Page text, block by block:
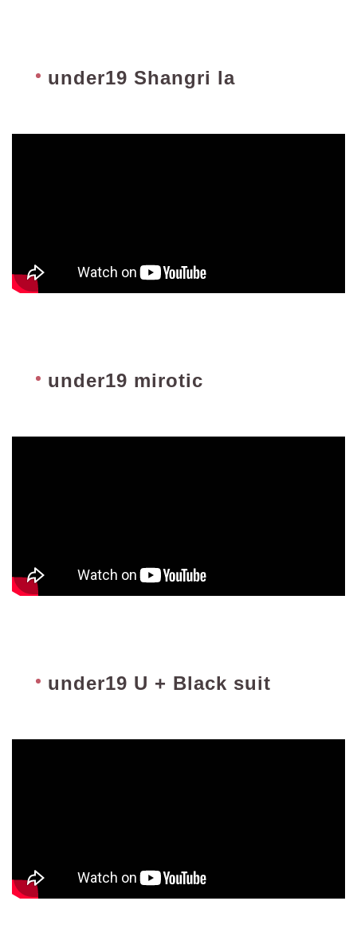
under19 Shangri la
under19 mirotic
under19 U + Black suit